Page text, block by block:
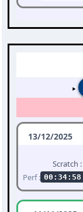
13/12/2025
Scratch :
Perf : 00:34:58